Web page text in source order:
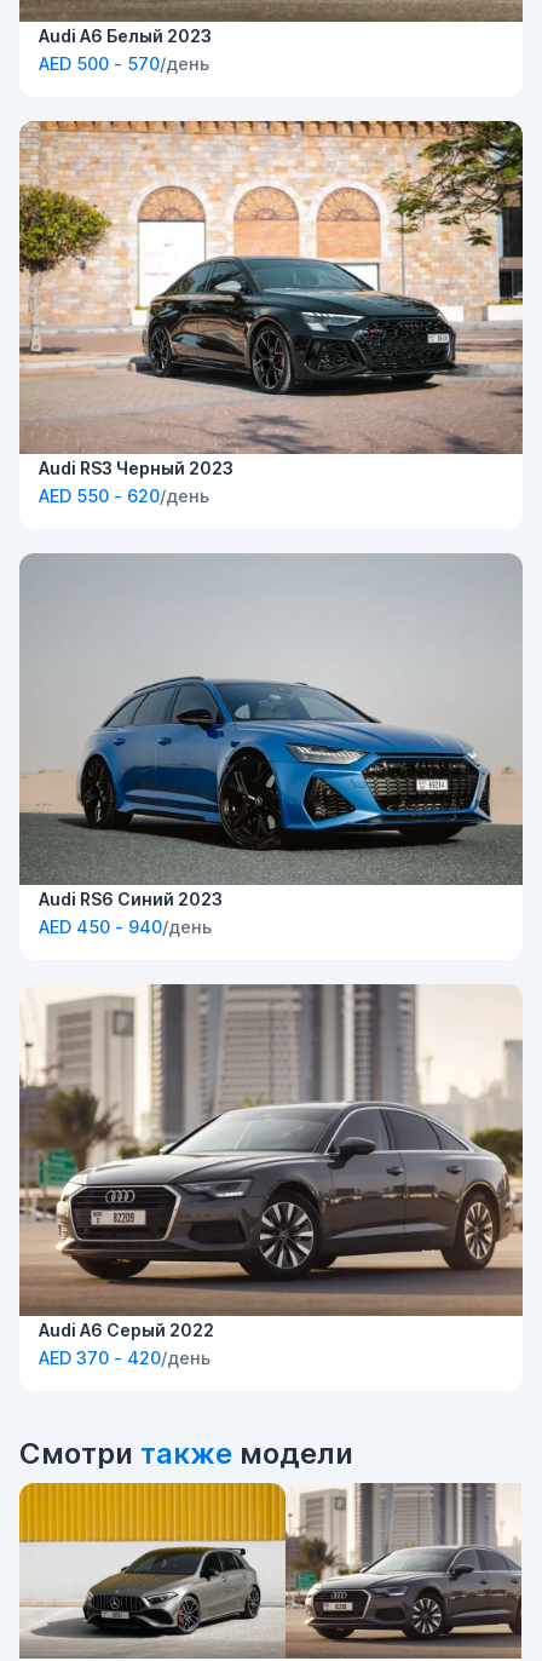
Audi A6 Белый 2023
AED 500 - 570/день
Audi RS3 Черный 2023
AED 550 - 620/день
Audi RS6 Синий 2023
AED 450 - 940/день
Audi A6 Серый 2022
AED 370 - 420/день
Смотри также модели